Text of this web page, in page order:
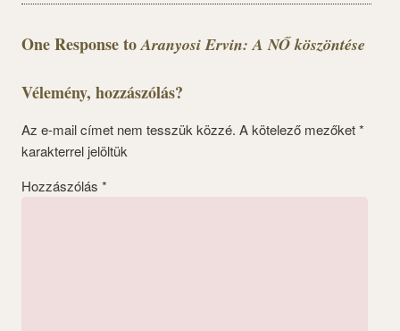
One Response toAranyosi Ervin: A NŐ köszöntése
Vélemény, hozzászólás?
Az e-mail címet nem tesszük közzé. A kötelező mezőket*
karakterrel jelöltük
Hozzászólás *